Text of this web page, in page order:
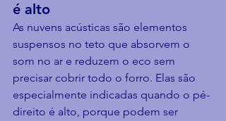
é alto
As nuvens acústicas são elementos
suspensos no teto que absorvem o
som no ar e reduzem o eco sem
precisar cobrir todo o forro. Elas são
especialmente indicadas quando o pé-
direito é alto, porque podem ser